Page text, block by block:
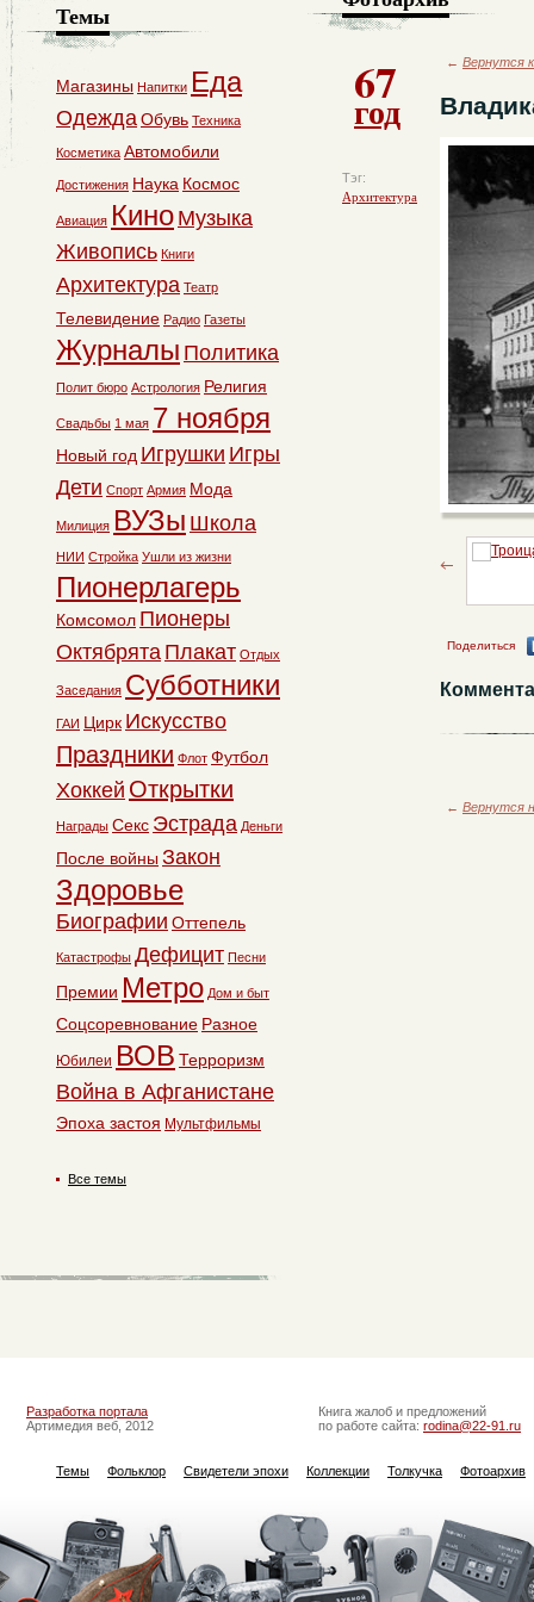
67
год
Тэг:
Архитектура
← Вернутся
Поделиться
← Вернутся
Темы
Магазины Напитки Еда
ОдеждаОбувь Техника
Косметика Автомобили
Достижения Наука Космос
Авиация Кино Музыка
Живопись Книги
Архитектура Театр
Телевидение Радио Газеты
Журналы Политика
Полит бюро Астрология Религия
Свадьбы 1 мая 7 ноября
Новый год Игрушки Игры
Дети Спорт Армия Мода
Милиция ВУЗы Школа
НИИ Стройка Ушли из жизни
Пионерлагерь
Комсомол Пионеры
Октябрята Плакат Отдых
Заседания Субботники
ГАИ Цирк Искусство
Праздники Флот Футбол
Хоккей Открытки
Награды Секс Эстрада Деньги
После войны Закон
Здоровье
Биографии Оттепель
Катастрофы Дефицит Песни
Премии Метро Дом и быт
Соцсоревнование Разное
Юбилеи ВОВ Терроризм
Война в Афганистане
Эпоха застоя Мультфильмы
Все темы
Разработка портала
Артимедия веб, 2012
Книга жалоб и предложений
по работе сайта: rodina@22-91.ru
Темы Фольклор Свидетели эпохи Коллекции Толкучка Фотоархив